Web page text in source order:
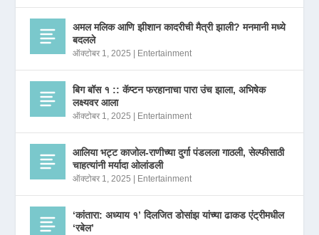
अमल मलिक आणि झीशान कादरीची मैत्री झाली? मनमानी मध्ये
बदलले
ऑक्टोबर 1, 2025 Entertainment
बिग बॉस १ :: कॅप्टन फरहानाचा पारा उंच झाला, अभिषेक
लक्ष्यवर आला
ऑक्टोबर 1, 2025 Entertainment
आलिया भट्ट काजोल-राणीच्या दुर्गा पंडलला गाठली, सेल्फीसाठी
चाहत्यांनी मर्यादा ओलांडली
ऑक्टोबर 1, 2025 Entertainment
‘कांतारा: अध्याय १’ दिलजित डोसांझ यांच्या ढाकड एंट्रीमधील
‘रबेल’